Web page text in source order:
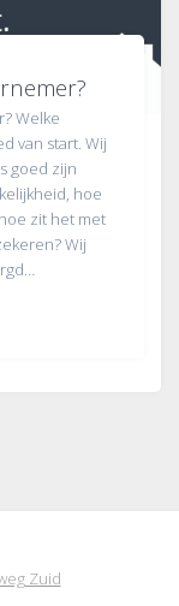
Welke
van start. Wij
goed zijn
hoe
zit het met
Wij
Zuid